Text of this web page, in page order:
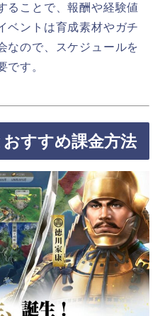
ることで、報酬や経験値
ベントは育成素材やガチ
なので、スケジュールを
です。
すすめ課金方法